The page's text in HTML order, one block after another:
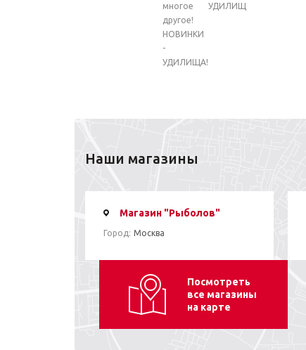
многое
другое!
НОВИНКИ
-
УДИЛИЩА!
УДИЛИЩ
Наши магазины
Магазин "Рыболов"
Город: Москва
Посмотреть
все магазины
на карте